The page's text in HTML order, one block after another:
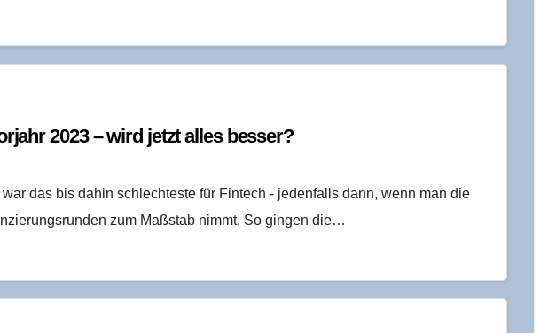
2023 – wird jetzt alles besser?
das bis dahin schlechteste für Fintech - jedenfalls dann, wenn man die
zum Maßstab nimmt. So gingen die…